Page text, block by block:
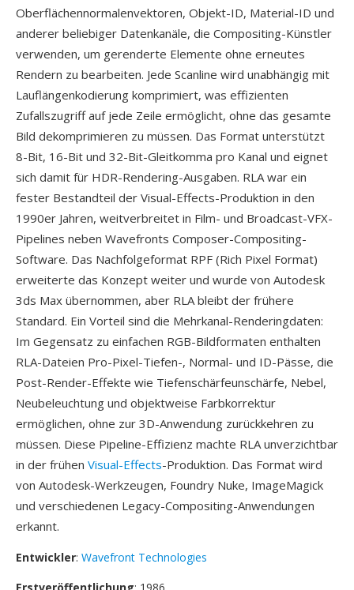
Oberflächennormalenvektoren, Objekt-ID, Material-ID und
anderer beliebiger Datenkanäle, die Compositing-Künstler
verwenden, um gerenderte Elemente ohne erneutes
Rendern zu bearbeiten. Jede Scanline wird unabhängig mit
Lauflängenkodierung komprimiert, was effizienten
Zufallszugriff auf jede Zeile ermöglicht, ohne das gesamte
Bild dekomprimieren zu müssen. Das Format unterstützt
8-Bit, 16-Bit und 32-Bit-Gleitkomma pro Kanal und eignet
sich damit für HDR-Rendering-Ausgaben. RLA war ein
fester Bestandteil der Visual-Effects-Produktion in den
1990er Jahren, weitverbreitet in Film- und Broadcast-VFX-
Pipelines neben Wavefronts Composer-Compositing-
Software. Das Nachfolgeformat RPF (Rich Pixel Format)
erweiterte das Konzept weiter und wurde von Autodesk
3ds Max übernommen, aber RLA bleibt der frühere
Standard. Ein Vorteil sind die Mehrkanal-Renderingdaten:
Im Gegensatz zu einfachen RGB-Bildformaten enthalten
RLA-Dateien Pro-Pixel-Tiefen-, Normal- und ID-Pässe, die
Post-Render-Effekte wie Tiefenschärfeunschärfe, Nebel,
Neubeleuchtung und objektweise Farbkorrektur
ermöglichen, ohne zur 3D-Anwendung zurückkehren zu
müssen. Diese Pipeline-Effizienz machte RLA unverzichtbar
in der frühen Visual-Effects-Produktion. Das Format wird
von Autodesk-Werkzeugen, Foundry Nuke, ImageMagick
und verschiedenen Legacy-Compositing-Anwendungen
erkannt.
Entwickler: Wavefront Technologies